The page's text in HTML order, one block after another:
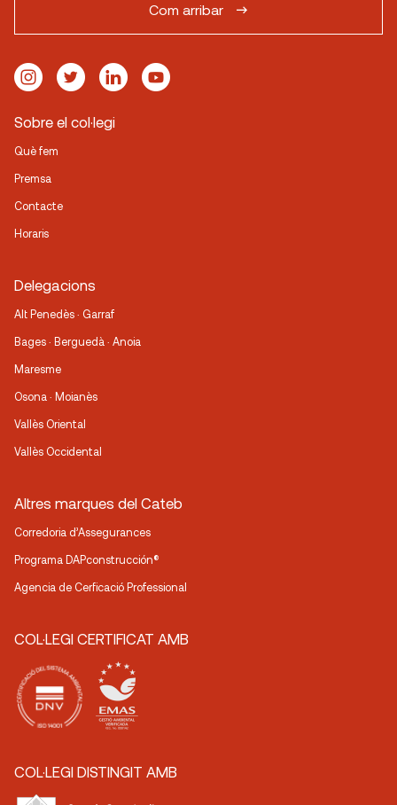
Com arribar
Sobre el col·legi
Què fem
Premsa
Contacte
Horaris
Delegacions
Alt Penedès · Garraf
Bages · Berguedà · Anoia
Maresme
Osona · Moianès
Vallès Oriental
Vallès Occidental
Altres marques del Cateb
Corredoria d’Assegurances
Programa DAPconstrucción®
Agencia de Cerficació Professional
COL·LEGI CERTIFICAT AMB
COL·LEGI DISTINGIT AMB